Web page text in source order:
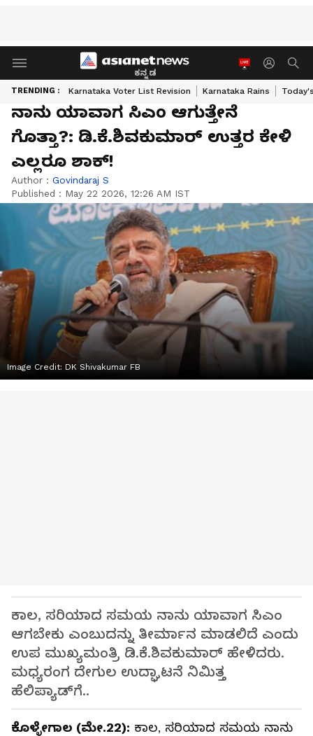
ಕನ್ನಡ
TRENDING : Karnataka Voter List Revision Karnataka Rains
ನಾನು ಯಾವಾಗ ಸಿಎಂ ಆಗುತ್ತೇನೆ
ಗೊತ್ತಾ?: ಡಿ.ಕೆ.ಶಿವಕುಮಾರ್ ಉತ್ತರ ಕೇಳಿ
ಎಲ್ಲರೂ ಶಾಕ್!
Author : Govindaraj S
Published : May 22 2026, 12:26 AM IST
Image Credit: DK Shivakumar FB
ಕಾಲ, ಸರಿಯಾದ ಸಮಯ ನಾನು ಯಾವಾಗ ಸಿಎಂ
ಆಗಬೇಕು ಎಂಬುದನ್ನು ತೀರ್ಮಾನ ಮಾಡಲಿದೆ ಎಂದು
ಉಪ ಮುಖ್ಯಮಂತ್ರಿ ಡಿ.ಕೆ.ಶಿವಕುಮಾರ್ ಹೇಳಿದರು.
ಮಧ್ಯರಂಗ ದೇಗುಲ ಉದ್ಘಾಟನೆ ನಿಮಿತ್ತ
ಹೆಲಿಪ್ಯಾಡ್‌ಗೆ..
ಕೊಳ್ಳೇಗಾಲ (ಮೇ.22): ಕಾಲ, ಸರಿಯಾದ ಸಮಯ ನಾನು